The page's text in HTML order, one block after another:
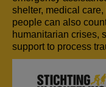
shelter, medical
people can also
humanitarian crises,
support to process